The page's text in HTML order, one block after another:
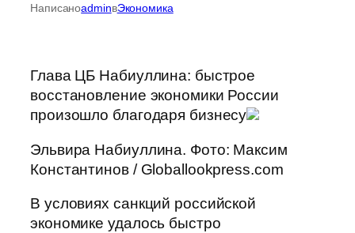
НаписаноadminвЭкономика
Глава ЦБ Набиуллина: быстрое
восстановление экономики России
произошло благодаря бизнесу
Эльвира Набиуллина. Фото: Максим
Константинов / Globallookpress.com
В условиях санкций российской
экономике удалось быстро